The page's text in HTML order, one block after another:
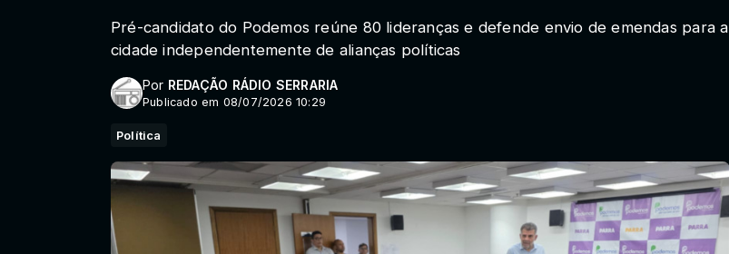
Pré-candidato do Podemos reúne 80 lideranças e defende envio de emendas para a
cidade independentemente de alianças políticas
Por REDAÇÃO RÁDIO SERRARIA
Publicado em 08/07/2026 10:29
Política